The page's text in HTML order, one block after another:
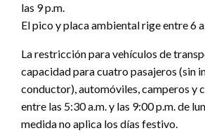
las 9 p.m.
El pico y placa ambiental rige entre 6
La restricción para vehículos de
capacidad para cuatro pasajeros (sin
conductor), automóviles, camperos y
entre las 5:30 a.m. y las 9:00 p.m. de
medida no aplica los días festivo.